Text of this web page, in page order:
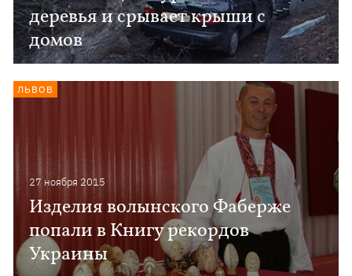
деревья и срывает крыши с
домов
27 ноября 2015
Изделия волынского Фаберже
попали в Книгу рекордов
Украины
ЛЬВОВ